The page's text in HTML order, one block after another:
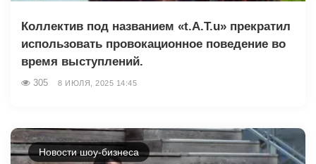
Коллектив под названием «t.A.T.u» прекратил
использовать провокационное поведение во
время выступлений.
305 8 ИЮЛЯ, 2025 14:45
Новости шоу-бизнеса